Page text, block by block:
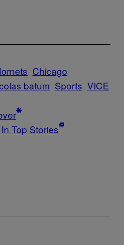
Chicago
batum Sports VICE
Top Stories